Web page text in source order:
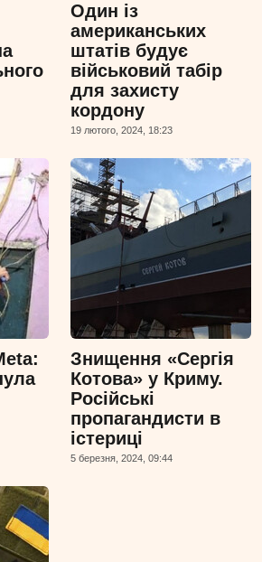
Один із
американських
штатів будує
військовий табір
для захисту
кордону
19 лютого, 2024, 18:23
Знищення «Сергія
Котова» у Криму.
Російські
пропагандисти в
істериці
5 березня, 2024, 09:44